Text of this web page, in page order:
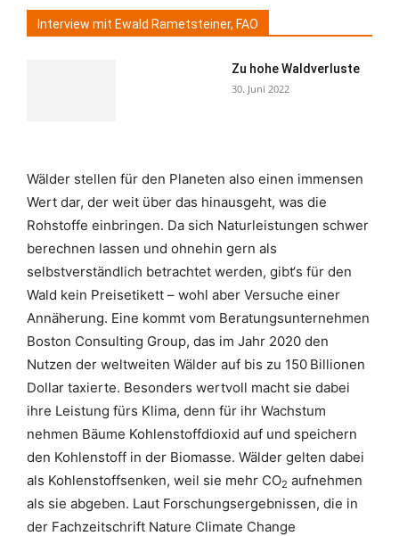
Interview mit Ewald Rametsteiner, FAO
Zu hohe Waldverluste
30. Juni 2022
Wälder stellen für den Planeten also einen immensen
Wert dar, der weit über das hinausgeht, was die
Rohstoffe einbringen. Da sich Naturleistungen schwer
berechnen lassen und ohnehin gern als
selbstverständlich betrachtet werden, gibt‘s für den
Wald kein Preisetikett – wohl aber Versuche einer
Annäherung. Eine kommt vom Beratungsunternehmen
Boston Consulting Group, das im Jahr 2020 den
Nutzen der weltweiten Wälder auf bis zu 150 Billionen
Dollar taxierte. Besonders wertvoll macht sie dabei
ihre Leistung fürs Klima, denn für ihr Wachstum
nehmen Bäume Kohlenstoffdioxid auf und speichern
den Kohlenstoff in der Biomasse. Wälder gelten dabei
als Kohlenstoffsenken, weil sie mehr CO2 aufnehmen
als sie abgeben. Laut Forschungsergebnissen, die in
der Fachzeitschrift Nature Climate Change